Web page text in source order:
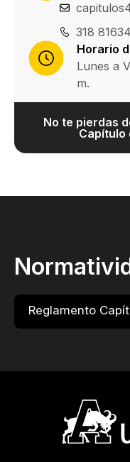
318
Horario
Lunes a
m.
No te pierdas
Capítulo
Reglamento